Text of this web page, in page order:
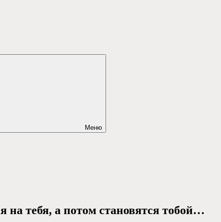
Меню
на тебя, а потом становятся тобой…